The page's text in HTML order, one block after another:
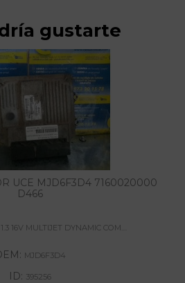
gustarte
UCE MJD6F3D4 7160020000
D466
16V MULTIJET DYNAMIC COM....
MJD6F3D4
ID: 395256